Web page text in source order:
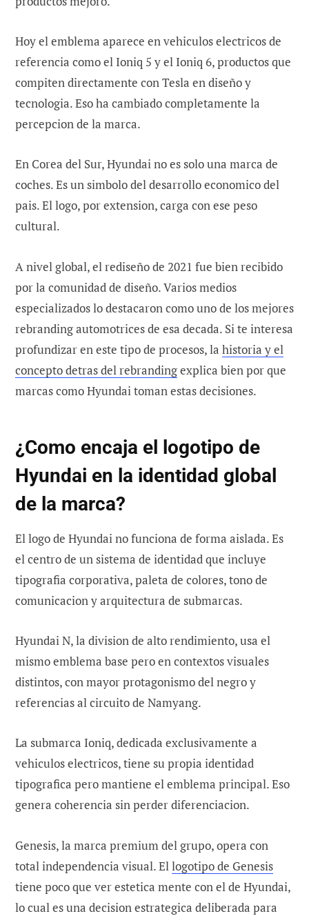
Hoy el emblema aparece en vehiculos electricos de
referencia como el Ioniq 5 y el Ioniq 6, productos que
compiten directamente con Tesla en diseño y
tecnologia. Eso ha cambiado completamente la
percepcion de la marca.
En Corea del Sur, Hyundai no es solo una marca de
coches. Es un simbolo del desarrollo economico del
pais. El logo, por extension, carga con ese peso
cultural.
A nivel global, el rediseño de 2021 fue bien recibido
por la comunidad de diseño. Varios medios
especializados lo destacaron como uno de los mejores
rebranding automotrices de esa decada. Si te interesa
profundizar en este tipo de procesos, la historia y el
concepto detras del rebrandingexplica bien por que
marcas como Hyundai toman estas decisiones.
¿Como encaja el logotipo de
Hyundai en la identidad global
de la marca?
El logo de Hyundai no funciona de forma aislada. Es
el centro de un sistema de identidad que incluye
tipografia corporativa, paleta de colores, tono de
comunicacion y arquitectura de submarcas.
Hyundai N, la division de alto rendimiento, usa el
mismo emblema base pero en contextos visuales
distintos, con mayor protagonismo del negro y
referencias al circuito de Namyang.
La submarca Ioniq, dedicada exclusivamente a
vehiculos electricos, tiene su propia identidad
tipografica pero mantiene el emblema principal. Eso
genera coherencia sin perder diferenciacion.
Genesis, la marca premium del grupo, opera con
total independencia visual. El logotipo de Genesis
tiene poco que ver estetica mente con el de Hyundai,
lo cual es una decision estrategica deliberada para